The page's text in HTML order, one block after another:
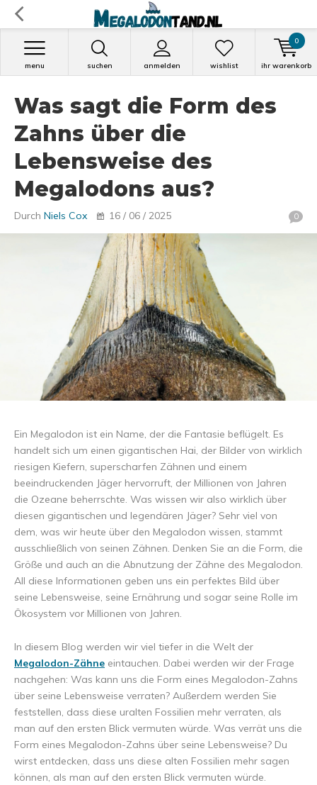
suchen anmelden
menu wishlist ihr warenkorb
0
Was sagt die Form des
Zahns über die
Lebensweise des
Megalodons aus?
Durch Niels Cox 16 / 06 / 2025 0
Ein Megalodon ist ein Name, der die Fantasie beflügelt. Es
handelt sich um einen gigantischen Hai, der Bilder von wirklich
riesigen Kiefern, superscharfen Zähnen und einem
beeindruckenden Jäger hervorruft, der Millionen von Jahren
die Ozeane beherrschte. Was wissen wir also wirklich über
diesen gigantischen und legendären Jäger? Sehr viel von
dem, was wir heute über den Megalodon wissen, stammt
ausschließlich von seinen Zähnen. Denken Sie an die Form, die
Größe und auch an die Abnutzung der Zähne des Megalodon.
All diese Informationen geben uns ein perfektes Bild über
seine Lebensweise, seine Ernährung und sogar seine Rolle im
Ökosystem vor Millionen von Jahren.
In diesem Blog werden wir viel tiefer in die Welt der
Megalodon-Zähne eintauchen. Dabei werden wir der Frage
nachgehen: Was kann uns die Form eines Megalodon-Zahns
über seine Lebensweise verraten? Außerdem werden Sie
feststellen, dass diese uralten Fossilien mehr verraten, als
man auf den ersten Blick vermuten würde. Was verrät uns die
Form eines Megalodon-Zahns über seine Lebensweise? Du
wirst entdecken, dass uns diese alten Fossilien mehr sagen
können, als man auf den ersten Blick vermuten würde.